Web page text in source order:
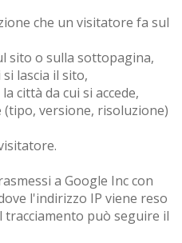
che un visitatore fa sul
sito o sulla sottopagina,
lascia il sito,
città da cui si accede,
versione, risoluzione)
a Google Inc con
l'indirizzo IP viene reso
tracciamento può seguire il